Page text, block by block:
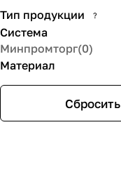
Tractel(2)
Молот(1)
High Safety
Тип продукции ?
Система
Минпромторг(0)
Материал
Сбросить